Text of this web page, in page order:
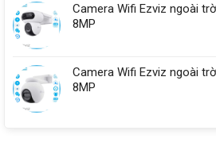
Camera Wifi Ezviz ngoài
8MP
Camera Wifi Ezviz ngoài
8MP